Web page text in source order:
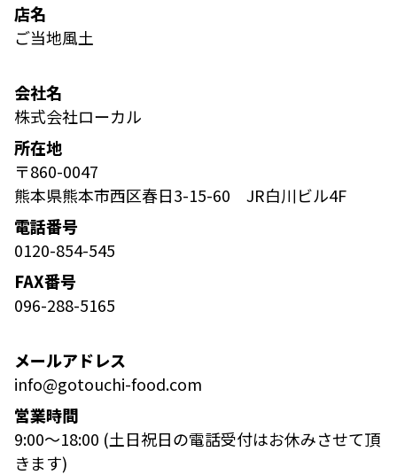
店名
ご当地風土
会社名
株式会社ローカル
所在地
〒860-0047
熊本県熊本市西区春日3-15-60 JR白川ビル4F
電話番号
0120-854-545
FAX番号
096-288-5165
メールアドレス
info@gotouchi-food.com
営業時間
9:00〜18:00 (土日祝日の電話受付はお休みさせて頂
きます)